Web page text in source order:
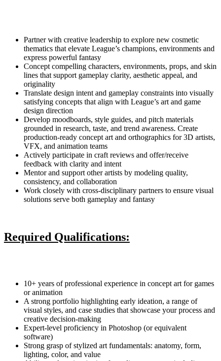
Partner with creative leadership to explore new cosmetic
thematics that elevate League’s champions, environments and
express powerful fantasy
Concept compelling characters, environments, props, and skin
lines that support gameplay clarity, aesthetic appeal, and
originality
Translate design intent and gameplay constraints into visually
satisfying concepts that align with League’s art and game
design direction
Develop moodboards, style guides, and pitch materials
grounded in research, taste, and trend awareness. Create
production-ready concept art and orthographics for 3D artists,
VFX, and animation teams
Actively participate in craft reviews and offer/receive
feedback with clarity and intent
Mentor and support other artists by modeling quality,
consistency, and collaboration
Work closely with cross-disciplinary partners to ensure visual
solutions serve both gameplay and fantasy
Required Qualifications:
10+ years of professional experience in concept art for games
or animation
A strong portfolio highlighting early ideation, a range of
visual styles, and case studies that showcase your process and
creative decision-making
Expert-level proficiency in Photoshop (or equivalent
software)
Strong grasp of stylized art fundamentals: anatomy, form,
lighting, color, and value